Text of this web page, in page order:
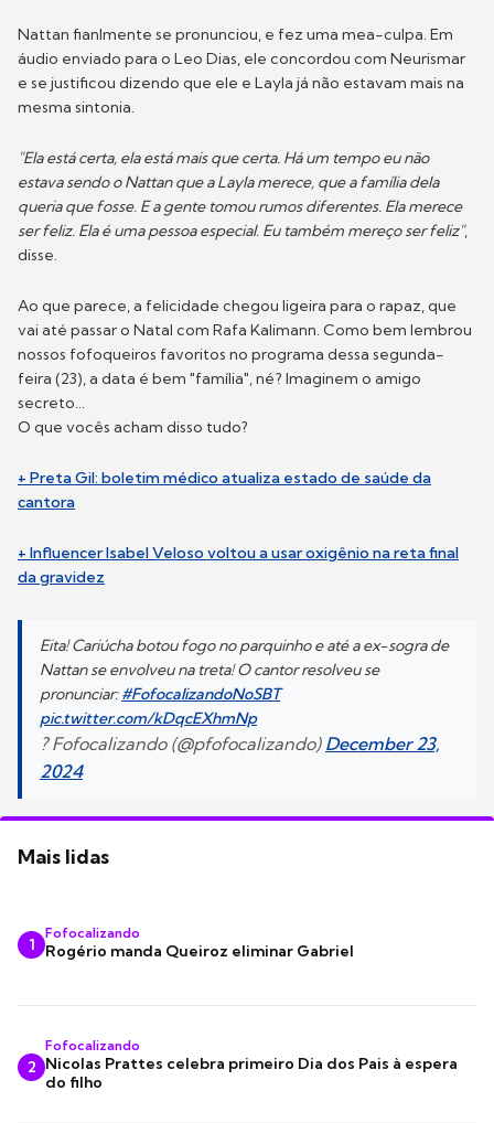
Nattan fianlmente se pronunciou, e fez uma mea-culpa. Em
áudio enviado para o Leo Dias, ele concordou com Neurismar
e se justificou dizendo que ele e Layla já não estavam mais na
mesma sintonia.
"Ela está certa, ela está mais que certa. Há um tempo eu não
estava sendo o Nattan que a Layla merece, que a família dela
queria que fosse. E a gente tomou rumos diferentes. Ela merece
ser feliz. Ela é uma pessoa especial. Eu também mereço ser feliz",
disse.
Ao que parece, a felicidade chegou ligeira para o rapaz, que
vai até passar o Natal com Rafa Kalimann. Como bem lembrou
nossos fofoqueiros favoritos no programa dessa segunda-
feira (23), a data é bem "família", né? Imaginem o amigo
secreto...
O que vocês acham disso tudo?
+ Preta Gil: boletim médico atualiza estado de saúde da
cantora
+ Influencer Isabel Veloso voltou a usar oxigênio na reta final
da gravidez
Eita! Cariúcha botou fogo no parquinho e até a ex-sogra de
Nattan se envolveu na treta! O cantor resolveu se
pronunciar:#FofocalizandoNoSBT
pic.twitter.com/kDqcEXhmNp
? Fofocalizando (@pfofocalizando) December 23,
2024
Mais lidas
1
Fofocalizando
Rogério manda Queiroz eliminar Gabriel
2
Fofocalizando
Nicolas Prattes celebra primeiro Dia dos Pais à espera
do filho